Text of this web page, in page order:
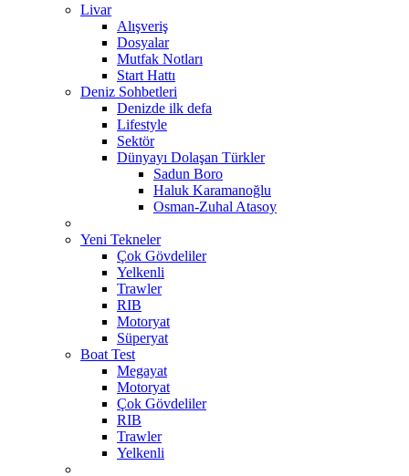
Livar
Alışveriş
Dosyalar
Mutfak Notları
Start Hattı
Deniz Sohbetleri
Denizde ilk defa
Lifestyle
Sektör
Dünyayı Dolaşan Türkler
Sadun Boro
Haluk Karamanoğlu
Osman-Zuhal Atasoy
Yeni Tekneler
Çok Gövdeliler
Yelkenli
Trawler
RIB
Motoryat
Süperyat
Boat Test
Megayat
Motoryat
Çok Gövdeliler
RIB
Trawler
Yelkenli